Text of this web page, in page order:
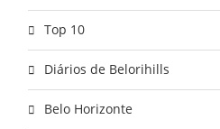
Top 10
Diários de Belorihills
Belo Horizonte